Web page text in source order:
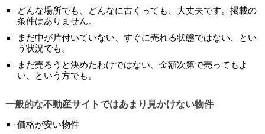
どんな場所でも、どんなに古くっても、大丈夫です。掲載の
条件はありません。
まだ中が片付いていない、すぐに売れる状態ではない、とい
う状況でも。
まだ売ろうと決めたわけではない、金額次第で売ってもよ
い、という方でも。
一般的な不動産サイトではあまり見かけない物件
価格が安い物件